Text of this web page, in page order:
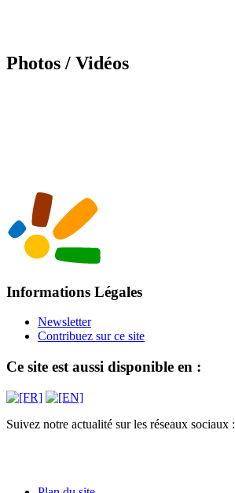
Photos / Vidéos
Informations Légales
Newsletter
Contribuez sur ce site
Ce site est aussi disponible en :
Suivez notre actualité sur les réseaux sociaux :